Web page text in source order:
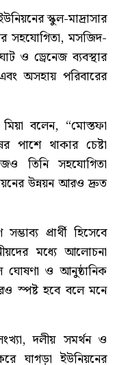
স্কুল-মাদ্রাসার
সহযোগিতা, মসজিদ-
ও ড্রেনেজ ব্যবস্থার
অসহায় পরিবারের
মিয়া বলেন, “মোস্তফা
পাশে থাকার চেষ্টা
তিনি সহযোগিতা
উন্নয়ন আরও দ্রুত
প্রার্থী হিসেবে
মধ্যে আলোচনা
ঘোষণা ও আনুষ্ঠানিক
স্পষ্ট হবে বলে মনে
দলীয় সমর্থন ও
ঘাগড়া ইউনিয়নের